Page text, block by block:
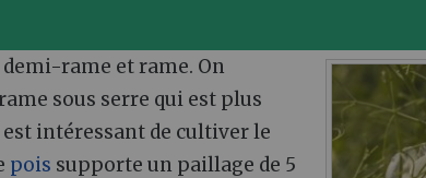
rame et rame. On
sous serre qui est plus
intéressant de cultiver le
pois supporte un paillage de 5